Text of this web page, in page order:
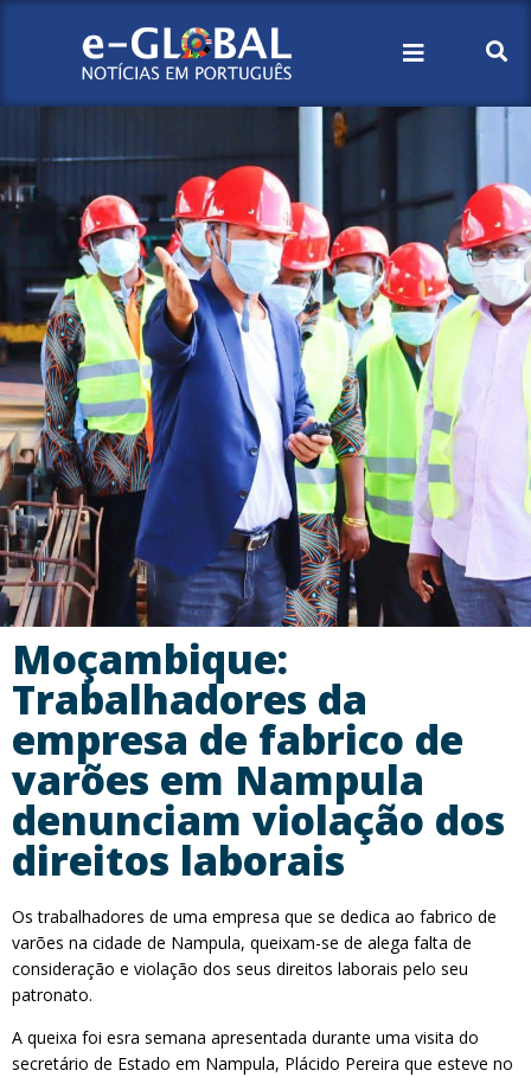
Moçambique:
Trabalhadores da
empresa de fabrico de
varões em Nampula
denunciam violação dos
direitos laborais
Os trabalhadores de uma empresa que se dedica ao fabrico de
varões na cidade de Nampula, queixam-se de alega falta de
consideração e violação dos seus direitos laborais pelo seu
patronato.
A queixa foi esra semana apresentada durante uma visita do
secretário de Estado em Nampula, Plácido Pereira que esteve no